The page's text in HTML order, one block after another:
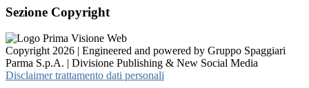
Sezione Copyright
Copyright 2026 | Engineered and powered by Gruppo Spaggiari
Parma S.p.A. | Divisione Publishing & New Social Media
Disclaimer trattamento dati personali